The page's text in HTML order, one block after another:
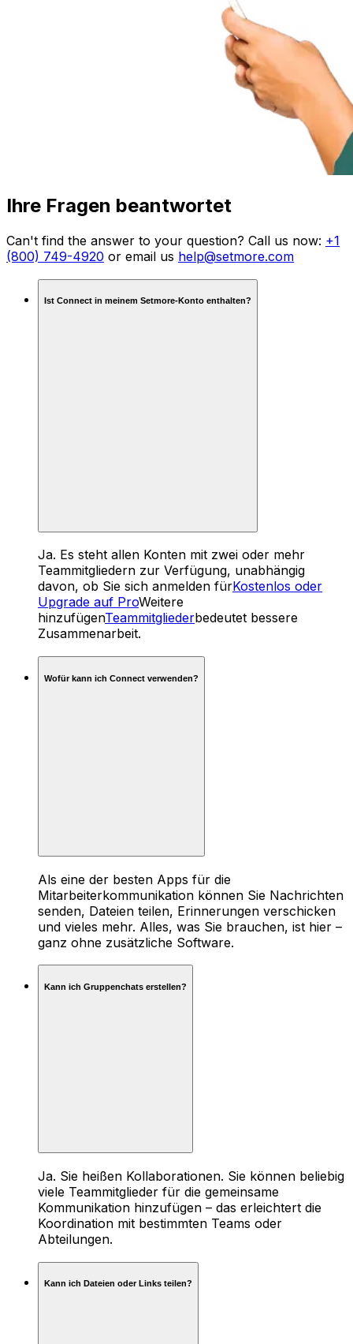
Ihre Fragen beantwortet
Can't find the answer to your question? Call us now: +1
(800) 749-4920 or email us help@setmore.com
Ist Connect in meinem Setmore-Konto enthalten?
Ja. Es steht allen Konten mit zwei oder mehr
Teammitgliedern zur Verfügung, unabhängig
davon, ob Sie sich anmelden fürKostenlos oder
Upgrade auf ProWeitere
hinzufügenTeammitgliederbedeutet bessere
Zusammenarbeit.
Wofür kann ich Connect verwenden?
Als eine der besten Apps für die
Mitarbeiterkommunikation können Sie Nachrichten
senden, Dateien teilen, Erinnerungen verschicken
und vieles mehr. Alles, was Sie brauchen, ist hier –
ganz ohne zusätzliche Software.
Kann ich Gruppenchats erstellen?
Ja. Sie heißen Kollaborationen. Sie können beliebig
viele Teammitglieder für die gemeinsame
Kommunikation hinzufügen – das erleichtert die
Koordination mit bestimmten Teams oder
Abteilungen.
Kann ich Dateien oder Links teilen?